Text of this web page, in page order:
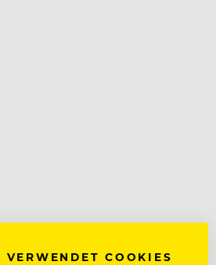
VERWENDET COOKIES